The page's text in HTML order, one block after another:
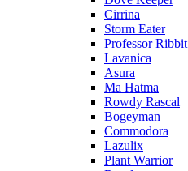
Cirrina
Storm Eater
Professor Ribbit
Lavanica
Asura
Ma Hatma
Rowdy Rascal
Bogeyman
Commodora
Lazulix
Plant Warrior